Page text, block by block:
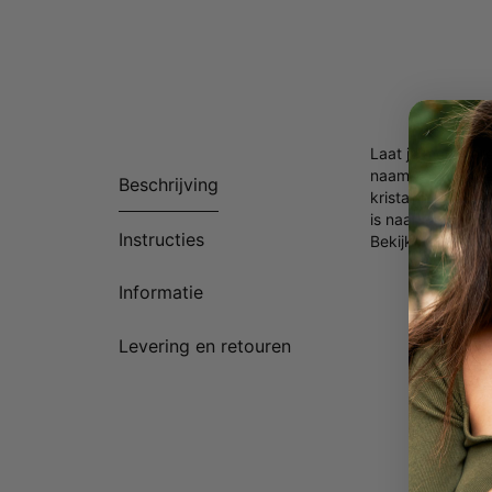
Beschrijving
Instructies
Informatie
Levering en retouren
Laat je
naamketting.
kristal in je
is naar jouw
Bekijk hier